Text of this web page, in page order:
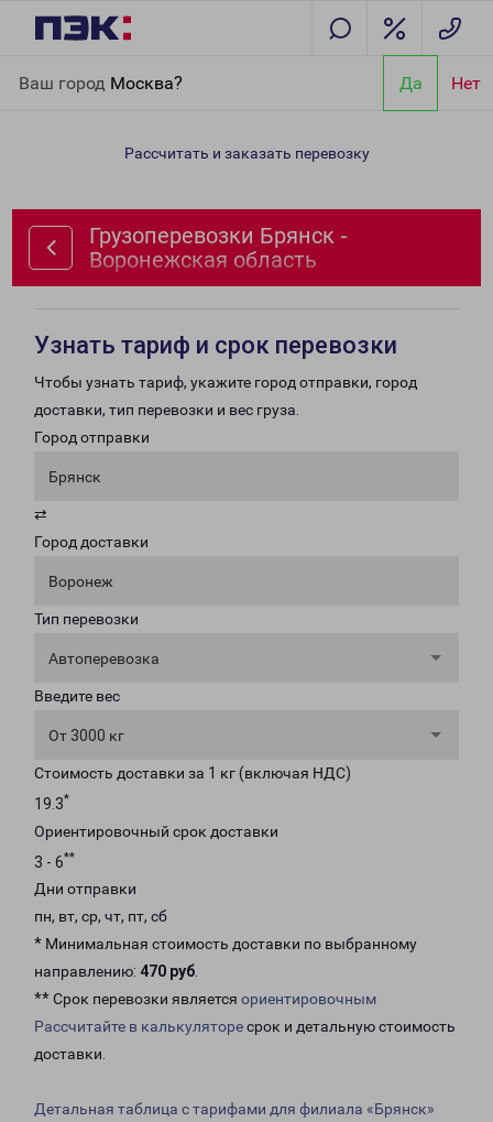
Ваш город Москва? Да Нет
область
Рассчитать и заказать перевозку
Грузоперевозки Брянск -
Воронежская область
Узнать тариф и срок перевозки
Чтобы узнать тариф, укажите город отправки, город
доставки, тип перевозки и вес груза.
Город отправки
Брянск
⇄
Город доставки
Воронеж
Тип перевозки
Автоперевозка
Введите вес
От 3000 кг
Стоимость доставки за 1 кг (включая НДС)
19.3*
Ориентировочный срок доставки
3 - 6**
Дни отправки
пн, вт, ср, чт, пт, сб
* Минимальная стоимость доставки по выбранному
направлению: 470 руб.
** Срок перевозки является ориентировочным
Рассчитайте в калькуляторесрок и детальную стоимость
доставки.
Детальная таблица с тарифами для филиала «Брянск»